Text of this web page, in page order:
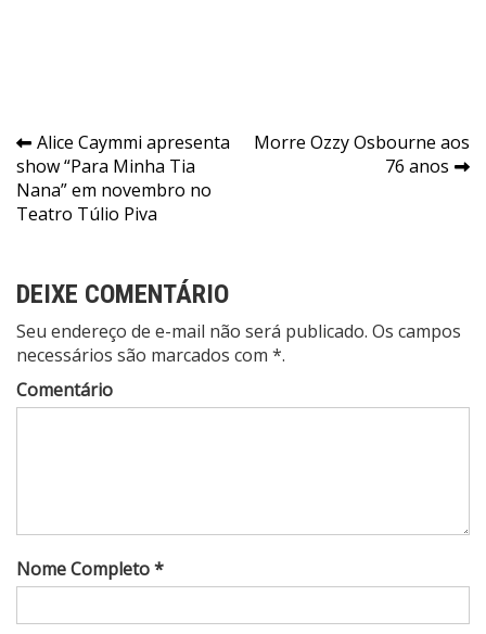
Navegação
de
Post
Alice Caymmi apresenta
show “Para Minha Tia
Nana” em novembro no
Teatro Túlio Piva
Morre Ozzy Osbourne aos
76 anos
DEIXE COMENTÁRIO
Seu endereço de e-mail não será publicado. Os campos
necessários são marcados com *.
Comentário
Nome Completo *